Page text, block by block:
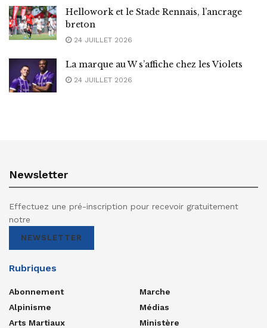
Hellowork et le Stade Rennais, l’ancrage
breton
24 JUILLET 2026
La marque au W s’affiche chez les Violets
24 JUILLET 2026
Newsletter
Effectuez une pré-inscription pour recevoir gratuitement
notre
NEWSLETTER
Rubriques
Abonnement
Alpinisme
Arts Martiaux
Marche
Médias
Ministère